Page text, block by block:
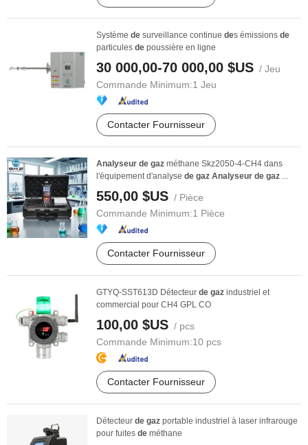
Système de surveillance continue des émissions de
particules de poussière en ligne
30 000,00-70 000,00 $US / Jeu
Commande Minimum:1 Jeu
Contacter Fournisseur
Analyseur de gaz méthane Skz2050-4-CH4 dans
l'équipement d'analyse de gaz Analyseur de gaz ...
550,00 $US / Pièce
Commande Minimum:1 Pièce
Contacter Fournisseur
GTYQ-SST613D Détecteur de gaz industriel et
commercial pour CH4 GPL CO
100,00 $US / pcs
Commande Minimum:10 pcs
Contacter Fournisseur
Détecteur de gaz portable industriel à laser infrarouge
pour fuites de méthane